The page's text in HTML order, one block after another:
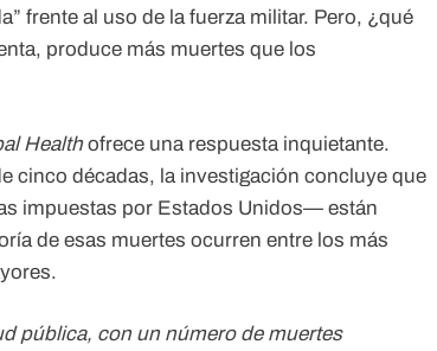
frente al uso de la fuerza militar. Pero, ¿qué
produce más muertes que los
Healthofrece una respuesta inquietante.
cinco décadas, la investigación concluye que
impuestas por Estados Unidos— están
de esas muertes ocurren entre los más
pública, con un número de muertes